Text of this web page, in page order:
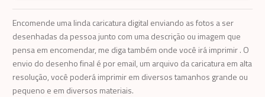
Encomende uma linda caricatura digital enviando as fotos a ser
desenhadas da pessoa junto com uma descrição ou imagem que
pensa em encomendar, me diga também onde você irá imprimir . O
envio do desenho final é por email, um arquivo da caricatura em alta
resolução, você poderá imprimir em diversos tamanhos grande ou
pequeno e em diversos materiais.